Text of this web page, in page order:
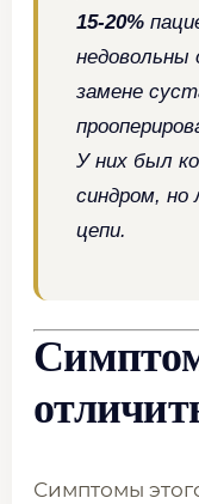
15-20%
недовольны
замене
У них был
синдром, но
цепи.
Симптомы